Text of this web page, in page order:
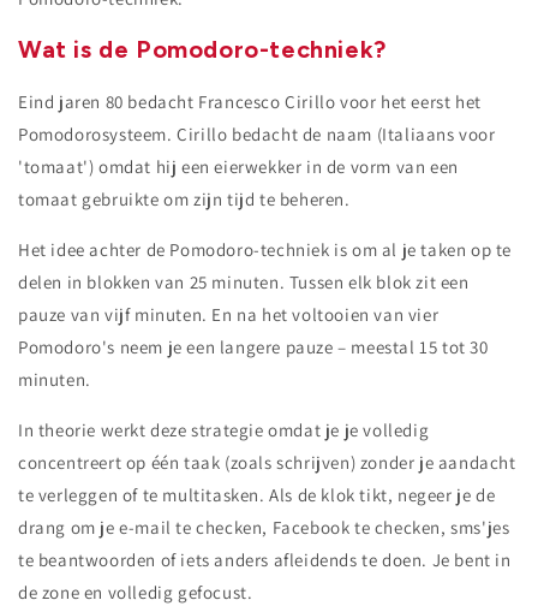
Wat is de Pomodoro-techniek?
Eind jaren 80 bedacht Francesco Cirillo voor het eerst het
Pomodorosysteem. Cirillo bedacht de naam (Italiaans voor
'tomaat') omdat hij een eierwekker in de vorm van een
tomaat gebruikte om zijn tijd te beheren.
Het idee achter de Pomodoro-techniek is om al je taken op te
delen in blokken van 25 minuten. Tussen elk blok zit een
pauze van vijf minuten. En na het voltooien van vier
Pomodoro's neem je een langere pauze – meestal 15 tot 30
minuten.
In theorie werkt deze strategie omdat je je volledig
concentreert op één taak (zoals schrijven) zonder je aandacht
te verleggen of te multitasken. Als de klok tikt, negeer je de
drang om je e-mail te checken, Facebook te checken, sms'jes
te beantwoorden of iets anders afleidends te doen. Je bent in
de zone en volledig gefocust.